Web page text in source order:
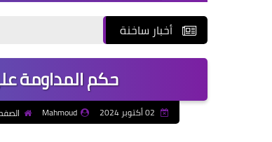
أخبار ساخنة
حكم المداومة
Mahmoud